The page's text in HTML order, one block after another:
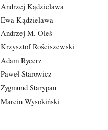
Andrzej Kądzielawa
Ewa Kądzielawa
Andrzej M. Oleś
Krzysztof Rościszewski
Adam Rycerz
Paweł Starowicz
Zygmund Starypan
Marcin Wysokiński